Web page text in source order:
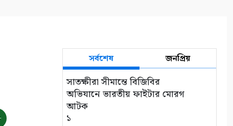
সর্বশেষ জনপ্রিয়
সাতক্ষীরা সীমান্তে বিজিবির
অভিযানে ভারতীয় ফাইটার মোরগ
আটক
১